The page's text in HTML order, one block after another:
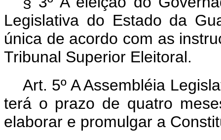
Legislativa do Estado da
única de acordo com as
Tribunal Superior Eleitoral.
Art. 5º A Assembléia
terá o prazo de quatro
elaborar e promulgar a